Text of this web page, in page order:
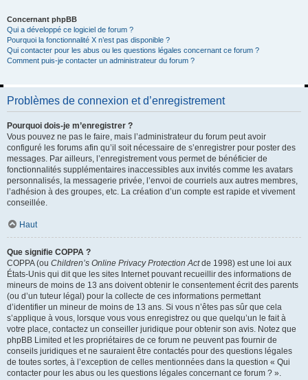
Concernant phpBB
Qui a développé ce logiciel de forum ?
Pourquoi la fonctionnalité X n’est pas disponible ?
Qui contacter pour les abus ou les questions légales concernant ce forum ?
Comment puis-je contacter un administrateur du forum ?
Problèmes de connexion et d’enregistrement
Pourquoi dois-je m’enregistrer ?
Vous pouvez ne pas le faire, mais l’administrateur du forum peut avoir
configuré les forums afin qu’il soit nécessaire de s’enregistrer pour poster des
messages. Par ailleurs, l’enregistrement vous permet de bénéficier de
fonctionnalités supplémentaires inaccessibles aux invités comme les avatars
personnalisés, la messagerie privée, l’envoi de courriels aux autres membres,
l’adhésion à des groupes, etc. La création d’un compte est rapide et vivement
conseillée.
Haut
Que signifie COPPA ?
COPPA (ou Children’s Online Privacy Protection Actde 1998) est une loi aux
États-Unis qui dit que les sites Internet pouvant recueillir des informations de
mineurs de moins de 13 ans doivent obtenir le consentement écrit des parents
(ou d’un tuteur légal) pour la collecte de ces informations permettant
d’identifier un mineur de moins de 13 ans. Si vous n’êtes pas sûr que cela
s’applique à vous, lorsque vous vous enregistrez ou que quelqu’un le fait à
votre place, contactez un conseiller juridique pour obtenir son avis. Notez que
phpBB Limited et les propriétaires de ce forum ne peuvent pas fournir de
conseils juridiques et ne sauraient être contactés pour des questions légales
de toutes sortes, à l’exception de celles mentionnées dans la question « Qui
contacter pour les abus ou les questions légales concernant ce forum ? ».